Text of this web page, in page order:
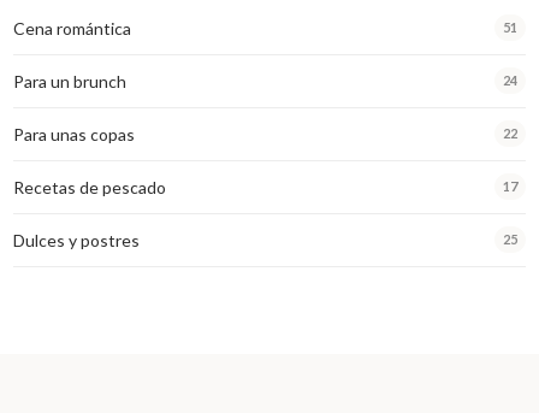
Cena romántica 51
Para un brunch 24
Para unas copas 22
Recetas de pescado 17
Dulces y postres 25